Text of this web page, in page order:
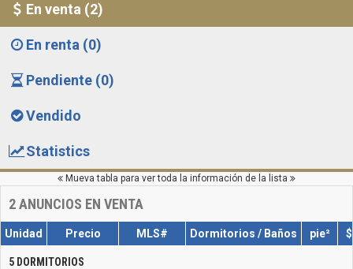
En venta (2)
En renta (0)
Pendiente (0)
Vendido
Statistics
Mueva tabla para ver toda la información de la lista
2ANUNCIOS EN VENTA
Unidad Precio MLS# Dormitorios / Baños pie²
5 DORMITORIOS